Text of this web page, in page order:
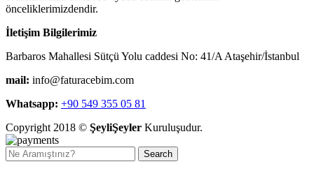
önceliklerimizdendir.
İletişim Bilgilerimiz
Barbaros Mahallesi Sütçü Yolu caddesi No: 41/A Ataşehir/İstanbul
mail: info@faturacebim.com
Whatsapp: +90 549 355 05 81
Copyright 2018 © ŞeyliŞeyler Kuruluşudur.
Search